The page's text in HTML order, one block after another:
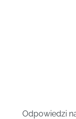
Odpowiedzi